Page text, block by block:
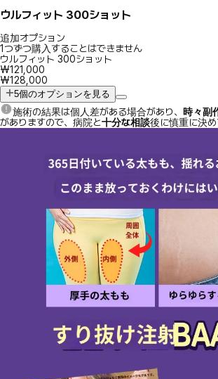
ウルフィット 300ショット
追加オプション
1つずつ購入することはできません
ウルフィット 300ショット
₩121,000
₩128,000
5個のオプションを見る
施術の結果は個人差がある場合があり、 時々副
がありますので、病院と十分な相談後に慎重に決め